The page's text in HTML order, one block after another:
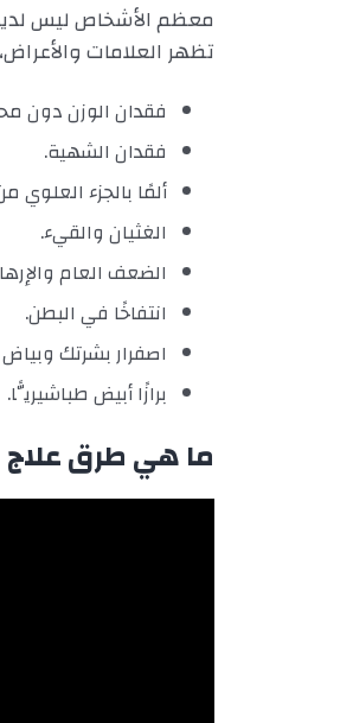
معظم الأشخاص ليس
تظهر العلامات
فقدان الوزن دون
فقدان الشهية.
ألمًا بالجزء العلوي
الغثيان والقيء.
الضعف العام
انتفاخًا في البطن.
اصفرار بشرتك
برازًا أبيض طباشيريًّا.
ما هي طرق علاج